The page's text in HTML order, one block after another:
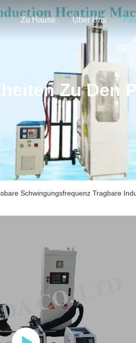
Zu Hause Über Uns
Zu Den
Schwingungsfrequenz Tragbare